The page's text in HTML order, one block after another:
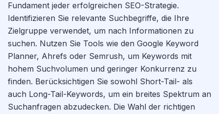
Fundament jeder erfolgreichen SEO-Strategie.
Identifizieren Sie relevante Suchbegriffe, die Ihre
Zielgruppe verwendet, um nach Informationen zu
suchen. Nutzen Sie Tools wie den Google Keyword
Planner, Ahrefs oder Semrush, um Keywords mit
hohem Suchvolumen und geringer Konkurrenz zu
finden. Berücksichtigen Sie sowohl Short-Tail- als
auch Long-Tail-Keywords, um ein breites Spektrum an
Suchanfragen abzudecken. Die Wahl der richtigen